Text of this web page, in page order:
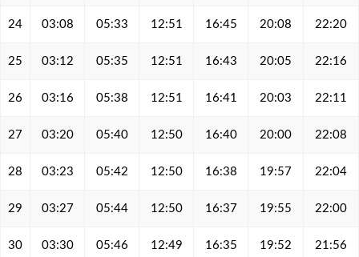
24 03:08 05:33 12:51 16:45 20:08 22:20
25 03:12 05:35 12:51 16:43 20:05 22:16
26 03:16 05:38 12:51 16:41 20:03 22:11
27 03:20 05:40 12:50 16:40 20:00 22:08
28 03:23 05:42 12:50 16:38 19:57 22:04
29 03:27 05:44 12:50 16:37 19:55 22:00
30 03:30 05:46 12:49 16:35 19:52 21:56